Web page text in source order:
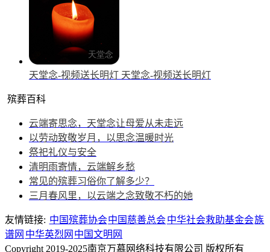
天堂念-视频送长明灯 天堂念-视频送长明灯
殡葬百科
云端寄思念，天堂念让母爱从未走远
以劳动致敬岁月，以思念温暖时光
祭祀礼仪与安全
清明雨寄情，云端解乡愁
常见的殡葬习俗你了解多少？
三月春风里，以云端之念致敬不朽的她
友情链接: 中国殡葬协会中国慈善总会中华社会救助基金会族
谱网 中华英烈网 中国文明网
Copyright 2019-2025南京万慕网络科技有限公司 版权所有